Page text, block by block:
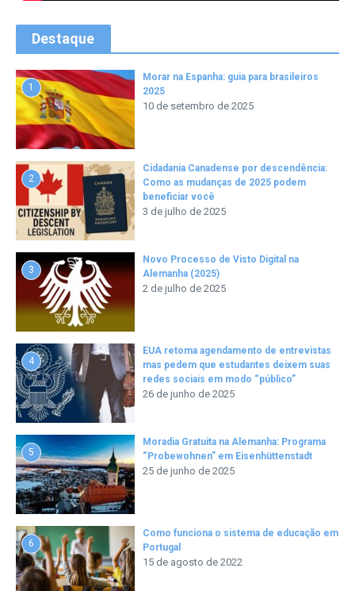
Destaque
1
Morar na Espanha: guia para brasileiros
2025
10 de setembro de 2025
2
Cidadania Canadense por descendência:
Como as mudanças de 2025 podem
beneficiar você
3 de julho de 2025
3
Novo Processo de Visto Digital na
Alemanha (2025)
2 de julho de 2025
4
EUA retoma agendamento de entrevistas
mas pedem que estudantes deixem suas
redes sociais em modo “público”
26 de junho de 2025
5
Moradia Gratuita na Alemanha: Programa
“Probewohnen” em Eisenhüttenstadt
25 de junho de 2025
6
Como funciona o sistema de educação em
Portugal
15 de agosto de 2022